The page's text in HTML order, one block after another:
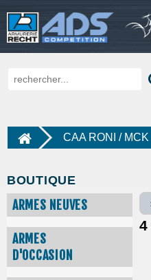
CAA RONI / MCK
BOUTIQUE
ARMES NEUVES
ARMES
D'OCCASION
4